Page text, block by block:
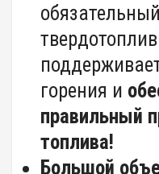
горения и
правильный
топлива!
Большой